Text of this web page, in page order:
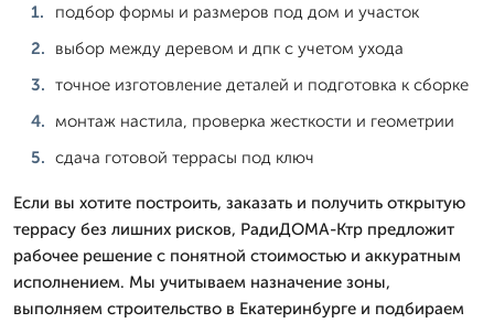
подбор формы и размеров под дом и участок
выбор между деревом и дпк с учетом ухода
точное изготовление деталей и подготовка к сборке
монтаж настила, проверка жесткости и геометрии
сдача готовой террасы под ключ
Если вы хотите построить, заказать и получить открытую
террасу без лишних рисков, РадиДОМА-Ктр предложит
рабочее решение с понятной стоимостью и аккуратным
исполнением. Мы учитываем назначение зоны,
выполняем строительство в Екатеринбурге и подбираем